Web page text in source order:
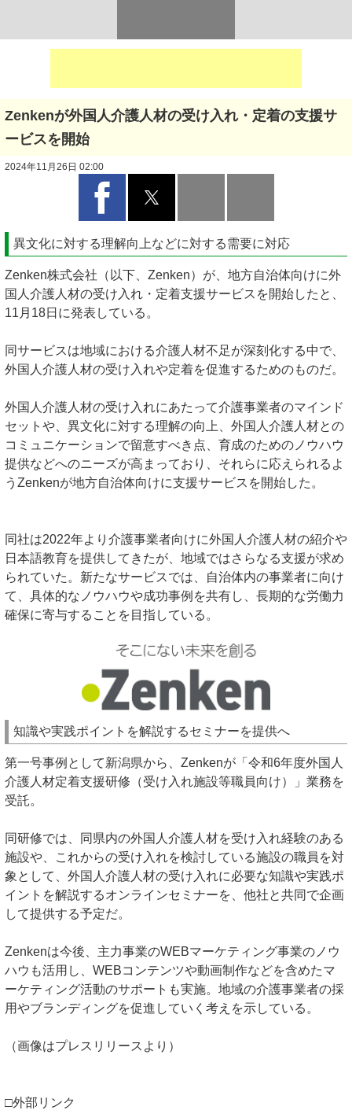
Zenkenが外国人介護人材の受け入れ・定着の支援サ
ービスを開始
2024年11月26日 02:00
異文化に対する理解向上などに対する需要に対応
Zenken株式会社（以下、Zenken）が、地方自治体向けに外
国人介護人材の受け入れ・定着支援サービスを開始したと、
11月18日に発表している。
同サービスは地域における介護人材不足が深刻化する中で、
外国人介護人材の受け入れや定着を促進するためのものだ。
外国人介護人材の受け入れにあたって介護事業者のマインド
セットや、異文化に対する理解の向上、外国人介護人材との
コミュニケーションで留意すべき点、育成のためのノウハウ
提供などへのニーズが高まっており、それらに応えられるよ
うZenkenが地方自治体向けに支援サービスを開始した。
同社は2022年より介護事業者向けに外国人介護人材の紹介や
日本語教育を提供してきたが、地域ではさらなる支援が求め
られていた。新たなサービスでは、自治体内の事業者に向け
て、具体的なノウハウや成功事例を共有し、長期的な労働力
確保に寄与することを目指している。
知識や実践ポイントを解説するセミナーを提供へ
第一号事例として新潟県から、Zenkenが「令和6年度外国人
介護人材定着支援研修（受け入れ施設等職員向け）」業務を
受託。
同研修では、同県内の外国人介護人材を受け入れ経験のある
施設や、これからの受け入れを検討している施設の職員を対
象として、外国人介護人材の受け入れに必要な知識や実践ポ
イントを解説するオンラインセミナーを、他社と共同で企画
して提供する予定だ。
Zenkenは今後、主力事業のWEBマーケティング事業のノウ
ハウも活用し、WEBコンテンツや動画制作などを含めたマ
ーケティング活動のサポートも実施。地域の介護事業者の採
用やブランディングを促進していく考えを示している。
（画像はプレスリリースより）
□外部リンク